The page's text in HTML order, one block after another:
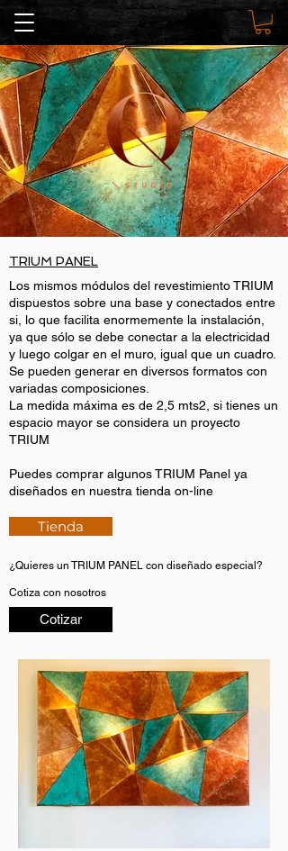
TRIUM PANEL
Los mismos módulos del revestimiento TRIUM
dispuestos sobre una base y conectados entre
si, lo que facilita enormemente la instalación,
ya que sólo se debe conectar a la electricidad
y luego colgar en el muro, igual que un cuadro.
Se pueden generar en diversos formatos con
variadas composiciones.
La medida máxima es de 2,5 mts2, si tienes un
espacio mayor se considera un proyecto
TRIUM
Puedes comprar algunos TRIUM Panel ya
diseñados en nuestra tienda on-line
Tienda
¿Quieres un TRIUM PANEL con diseñado especial?
Cotiza con nosotros
Cotizar